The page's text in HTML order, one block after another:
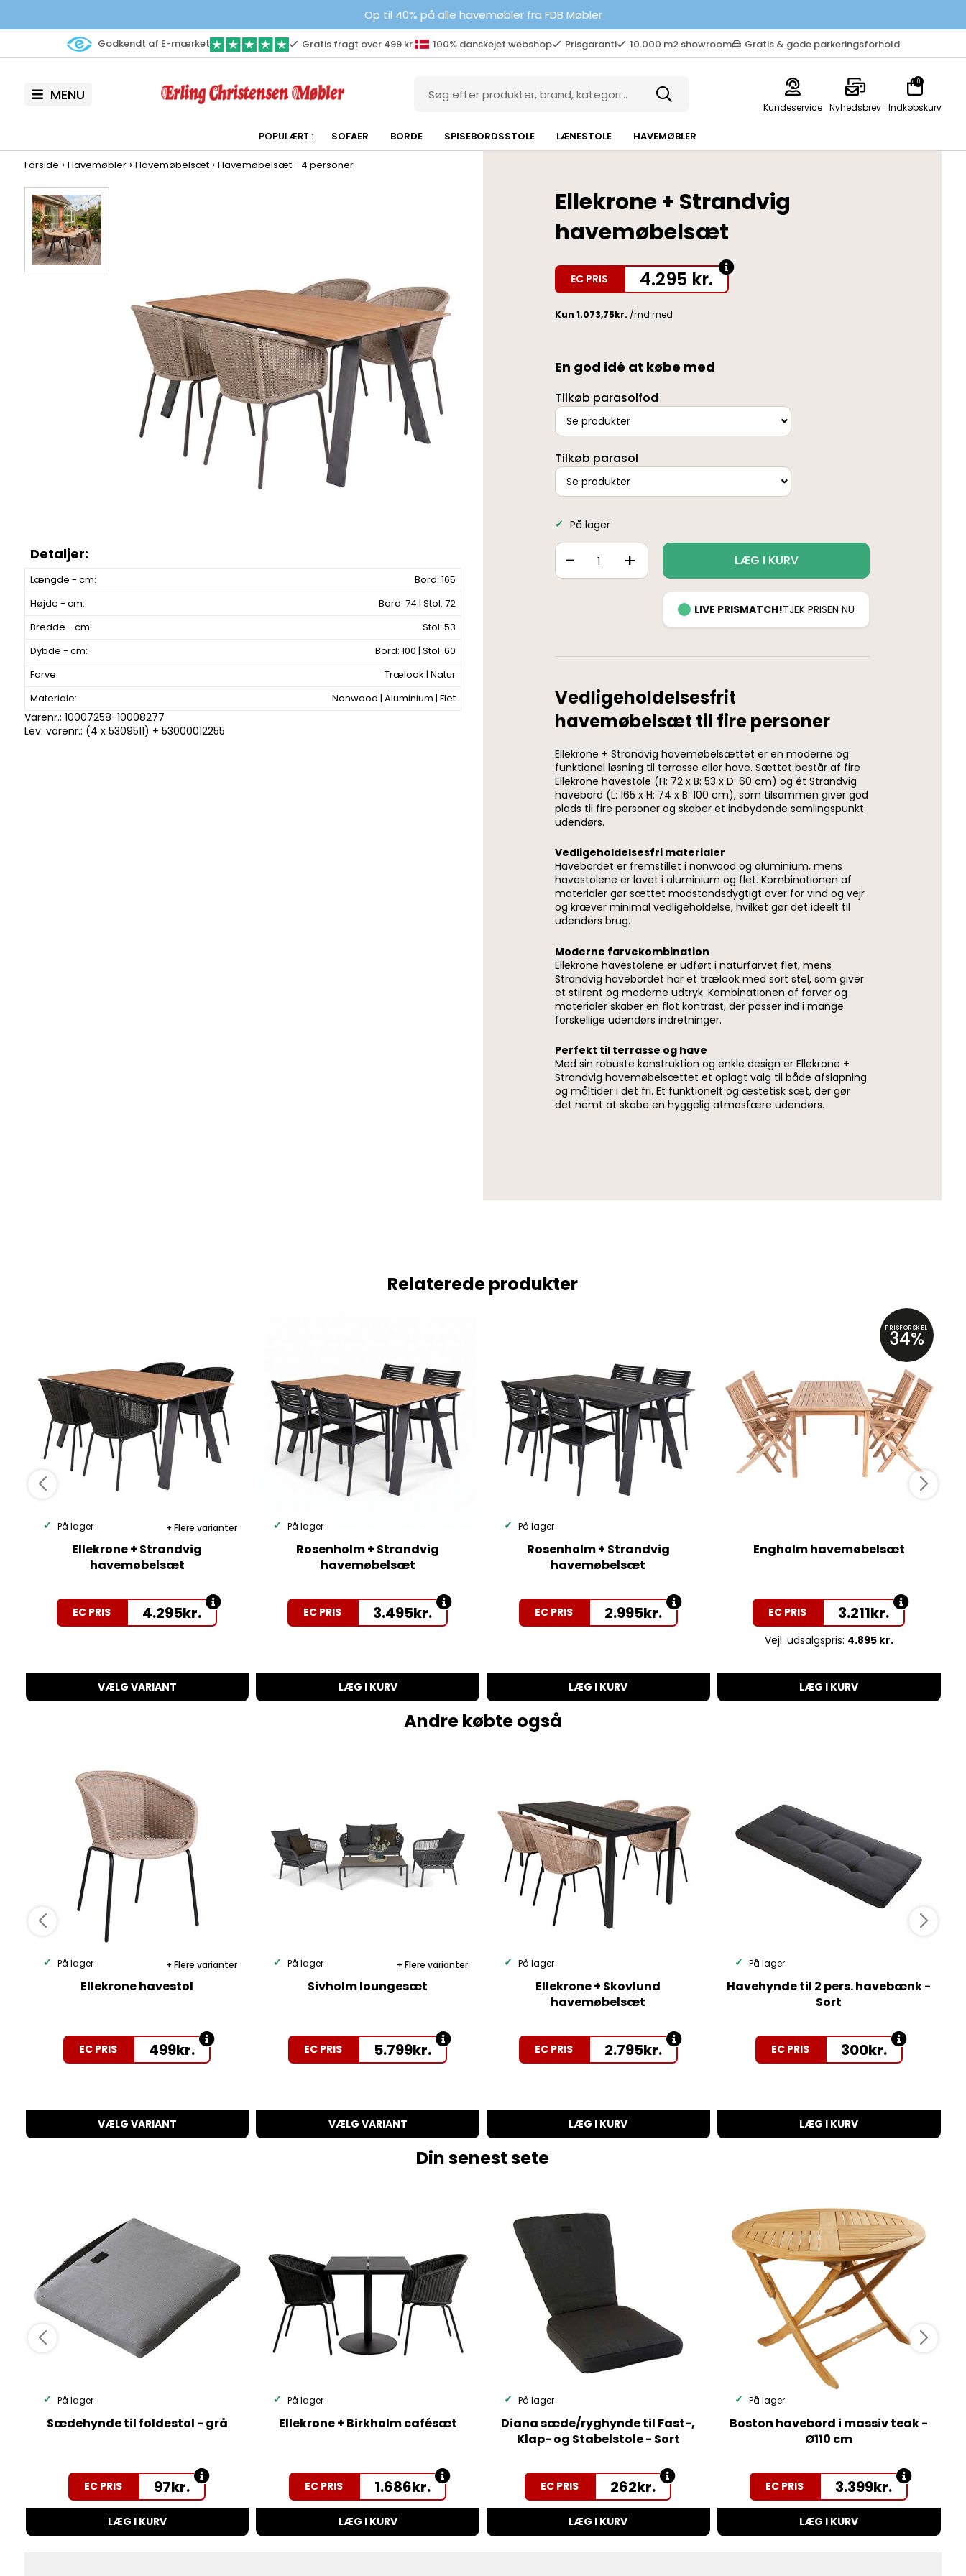
Op til 40% på alle havemøbler fra FDB Møbler
Godkendt af E-mærket Gratis fragt over 499 kr. 100% danskejet webshop Prisgaranti 10.000 m2 showroom Gratis & gode parkeringsforhold
MENU
Kundeservice Nyhedsbrev Indkøbskurv
0
SOFAER BORDE SPISEBORDSSTOLE LÆNESTOLE HAVEMØBLER
Forside › Havemøbler› Havemøbelsæt› Havemøbelsæt - 4 personer
Længde - cm:
Bord: 165
Højde - cm:
Bord: 74 | Stol: 72
Bredde - cm:
Stol: 53
Dybde - cm:
Bord: 100 | Stol: 60
Farve:
Trælook | Natur
Materiale:
Nonwood | Aluminium | Flet
Varenr.: 10007258-10008277
Lev. varenr.: (4 x 5309511) + 53000012255
Ellekrone + Strandvig
havemøbelsæt
EC PRIS 4.295 kr.
En god idé at købe med
Tilkøb parasolfod
Se produkter
Tilkøb parasol
Se produkter
På lager
+
- LÆG I KURV
LIVE PRISMATCH!TJEK PRISEN NU
Vedligeholdelsesfrit
havemøbelsæt til fire personer
Ellekrone + Strandvig havemøbelsættet er en moderne og
funktionel løsning til terrasse eller have. Sættet består af fire
Ellekrone havestole (H: 72 x B: 53 x D: 60 cm) og ét Strandvig
havebord (L: 165 x H: 74 x B: 100 cm), som tilsammen giver god
plads til fire personer og skaber et indbydende samlingspunkt
udendørs.
Vedligeholdelsesfri materialer
Havebordet er fremstillet i nonwood og aluminium, mens
havestolene er lavet i aluminium og flet. Kombinationen af
materialer gør sættet modstandsdygtigt over for vind og vejr
og kræver minimal vedligeholdelse, hvilket gør det ideelt til
udendørs brug.
Moderne farvekombination
Ellekrone havestolene er udført i naturfarvet flet, mens
Strandvig havebordet har et trælook med sort stel, som giver
et stilrent og moderne udtryk. Kombinationen af farver og
materialer skaber en flot kontrast, der passer ind i mange
forskellige udendørs indretninger.
Perfekt til terrasse og have
Med sin robuste konstruktion og enkle design er Ellekrone +
Strandvig havemøbelsættet et oplagt valg til både afslapning
og måltider i det fri. Et funktionelt og æstetisk sæt, der gør
det nemt at skabe en hyggelig atmosfære udendørs.
Relaterede produkter
Flere varianter
På lager
Ellekrone + Strandvig
havemøbelsæt
EC PRIS 4.295kr.
VÆLG VARIANT
På lager
Rosenholm + Strandvig
havemøbelsæt
EC PRIS 3.495kr.
LÆG I KURV
På lager
Rosenholm + Strandvig
havemøbelsæt
EC PRIS 2.995kr.
LÆG I KURV
PRISFORSKEL
34%
Engholm havemøbelsæt
EC PRIS 3.211kr.
Vejl. udsalgspris: 4.895 kr.
LÆG I KURV
Andre købte også
Flere varianter
På lager
Ellekrone havestol
EC PRIS 499kr.
VÆLG VARIANT
Flere varianter
På lager
Sivholm loungesæt
EC PRIS 5.799kr.
VÆLG VARIANT
På lager
Ellekrone + Skovlund
havemøbelsæt
EC PRIS 2.795kr.
LÆG I KURV
På lager
Havehynde til 2 pers. havebænk -
Sort
EC PRIS 300kr.
LÆG I KURV
Din senest sete
På lager
Sædehynde til foldestol - grå
EC PRIS 97kr.
LÆG I KURV
På lager
Ellekrone + Birkholm cafésæt
EC PRIS 1.686kr.
LÆG I KURV
På lager
Diana sæde/ryghynde til Fast-,
Klap- og Stabelstole - Sort
EC PRIS 262kr.
LÆG I KURV
På lager
Boston havebord i massiv teak -
Ø110 cm
EC PRIS 3.399kr.
LÆG I KURV